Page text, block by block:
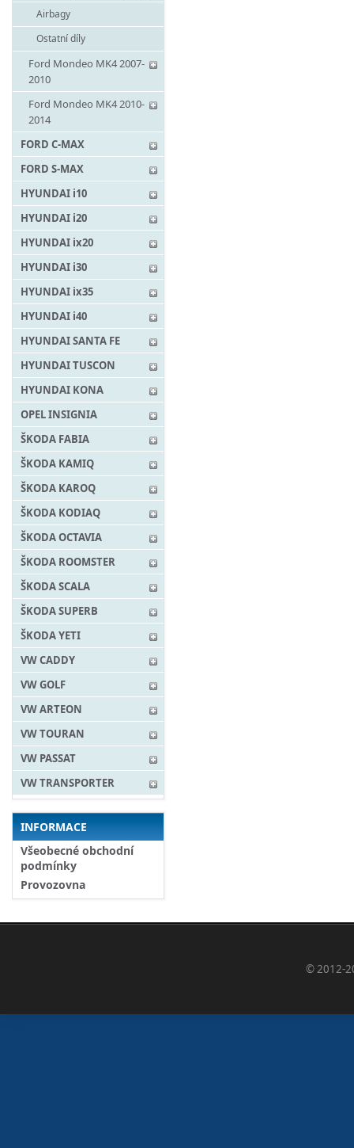
Airbagy
Ostatní díly
Ford Mondeo MK4 2007-
2010
Ford Mondeo MK4 2010-
2014
FORD C-MAX
FORD S-MAX
HYUNDAI i10
HYUNDAI i20
HYUNDAI ix20
HYUNDAI i30
HYUNDAI ix35
HYUNDAI i40
HYUNDAI SANTA FE
HYUNDAI TUSCON
HYUNDAI KONA
OPEL INSIGNIA
ŠKODA FABIA
ŠKODA KAMIQ
ŠKODA KAROQ
ŠKODA KODIAQ
ŠKODA OCTAVIA
ŠKODA ROOMSTER
ŠKODA SCALA
ŠKODA SUPERB
ŠKODA YETI
VW CADDY
VW GOLF
VW ARTEON
VW TOURAN
VW PASSAT
VW TRANSPORTER
INFORMACE
Všeobecné obchodní
podmínky
Provozovna
© 2012-